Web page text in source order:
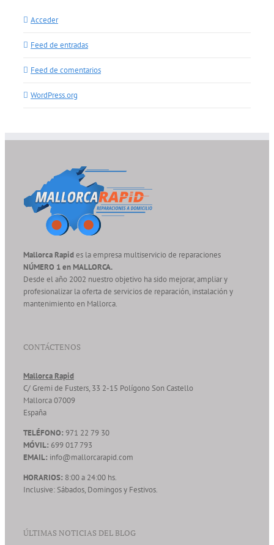
Acceder
Feed de entradas
Feed de comentarios
WordPress.org
Mallorca Rapides la empresa multiservicio de reparaciones
NÚMERO 1 en MALLORCA.
Desde el año 2002 nuestro objetivo ha sido mejorar, ampliar y
profesionalizar la oferta de servicios de reparación, instalación y
mantenimiento en Mallorca.
CONTÁCTENOS
Mallorca Rapid
C/ Gremi de Fusters, 33 2-15 Polígono Son Castello
Mallorca07009
España
TELÉFONO: 971 22 79 30
MÓVIL: 699 017 793
EMAIL: info@mallorcarapid.com
HORARIOS: 8:00 a 24:00 hs.
Inclusive: Sábados, Domingos y Festivos.
ÚLTIMAS NOTICIAS DEL BLOG